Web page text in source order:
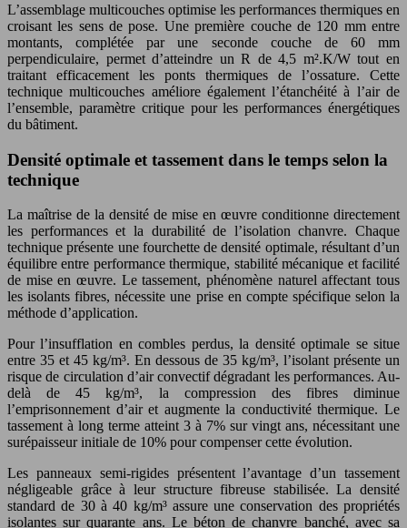
L’assemblage multicouches optimise les performances thermiques en
croisant les sens de pose. Une première couche de 120 mm entre
montants, complétée par une seconde couche de 60 mm
perpendiculaire, permet d’atteindre un R de 4,5 m².K/W tout en
traitant efficacement les ponts thermiques de l’ossature. Cette
technique multicouches améliore également l’étanchéité à l’air de
l’ensemble, paramètre critique pour les performances énergétiques
du bâtiment.
Densité optimale et tassement dans le temps selon la
technique
La maîtrise de la densité de mise en œuvre conditionne directement
les performances et la durabilité de l’isolation chanvre. Chaque
technique présente une fourchette de densité optimale, résultant d’un
équilibre entre performance thermique, stabilité mécanique et facilité
de mise en œuvre. Le tassement, phénomène naturel affectant tous
les isolants fibres, nécessite une prise en compte spécifique selon la
méthode d’application.
Pour l’insufflation en combles perdus, la densité optimale se situe
entre 35 et 45 kg/m³. En dessous de 35 kg/m³, l’isolant présente un
risque de circulation d’air convectif dégradant les performances. Au-
delà de 45 kg/m³, la compression des fibres diminue
l’emprisonnement d’air et augmente la conductivité thermique. Le
tassement à long terme atteint 3 à 7% sur vingt ans, nécessitant une
surépaisseur initiale de 10% pour compenser cette évolution.
Les panneaux semi-rigides présentent l’avantage d’un tassement
négligeable grâce à leur structure fibreuse stabilisée. La densité
standard de 30 à 40 kg/m³ assure une conservation des propriétés
isolantes sur quarante ans. Le béton de chanvre banché, avec sa